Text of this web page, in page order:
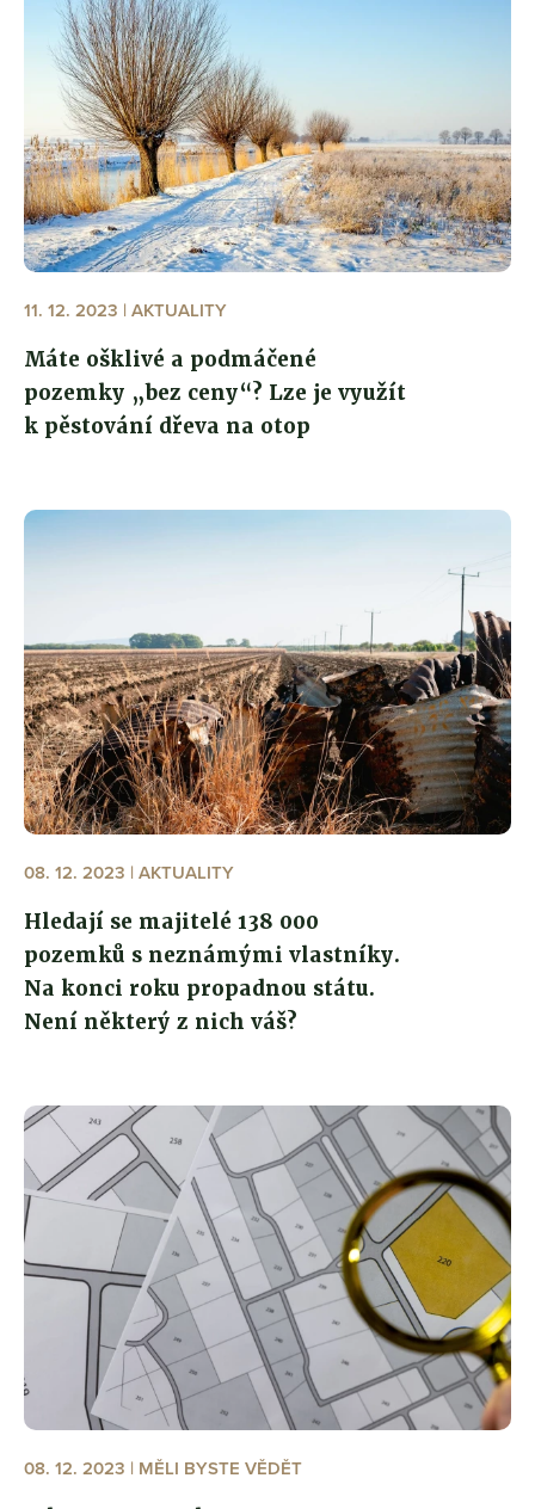
11. 12. 2023 | AKTUALITY
Máte ošklivé a podmáčené
pozemky „bez ceny“? Lze je využít
k pěstování dřeva na otop
08. 12. 2023 | AKTUALITY
Hledají se majitelé 138 000
pozemků s neznámými vlastníky.
Na konci roku propadnou státu.
Není některý z nich váš?
08. 12. 2023 | MĚLI BYSTE VĚDĚT